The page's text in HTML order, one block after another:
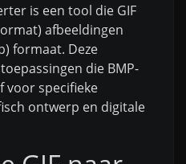
is een tool die GIF
afbeeldingen
formaat. Deze
die BMP-
voor specifieke
ontwerp en digitale